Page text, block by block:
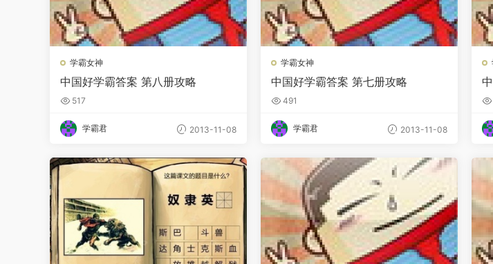
学霸女神
中国好学霸答案 第八册攻略
517
学霸君 2013-11-08
学霸女神
中国好学霸答案 第七册攻略
491
学霸君 2013-11-08